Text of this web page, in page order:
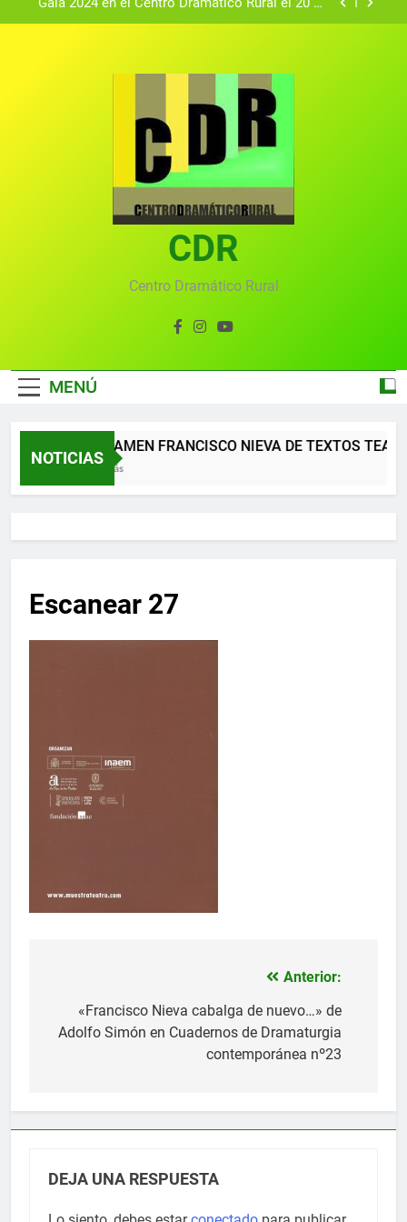
Textos seleccionados en el VI Certamen
Gala del Centro Dramático Rural 2025
Gala 2024 en el Centro Dramático Rural el 20 de
Textos seleccionados en el VI Certamen
Francisco Nieva de piezas breves teatrales
convocado por el Centro Dramático Rural de Mira
(Cuenca)
Gala anual virtual del Centro Dramático Rural de
CDR
Centro Dramático Rural
MENÚ
NOTICIAS
XII CERTAMEN FRANCISCO NIEVA DE TEXTOS
2 Meses Atrás
Escanear 27
Anterior:
«Francisco Nieva cabalga de nuevo…» de
Adolfo Simón en Cuadernos de Dramaturgia
contemporánea nº23
DEJA UNA RESPUESTA